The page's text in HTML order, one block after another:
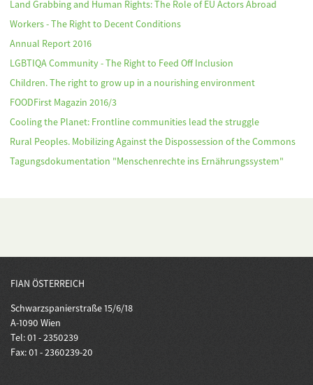
Land Grabbing and Human Rights: The Role of EU Actors Abroad
Workers - The Right to Decent Conditions
Annual Report 2016
LGBTIQA Community - The Right to Feed Off Inclusion
Children. The right to grow up in a nourishing environment
FOODFirst Magazin 2016/3
Cooling the Planet: Frontline communities lead the struggle
Rural Peoples. Mobilizing Against the Dispossession of the Commons
Tagungsdokumentation "Menschenrechte ins Ernährungssystem"
FIAN ÖSTERREICH
Schwarzspanierstraße 15/6/18
A-1090 Wien
Tel: 01 - 2350239
Fax: 01 - 2360239-20